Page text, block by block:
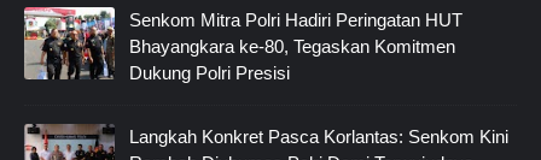
Senkom Mitra Polri Hadiri Peringatan HUT
Bhayangkara ke-80, Tegaskan Komitmen
Dukung Polri Presisi
Langkah Konkret Pasca Korlantas: Senkom Kini